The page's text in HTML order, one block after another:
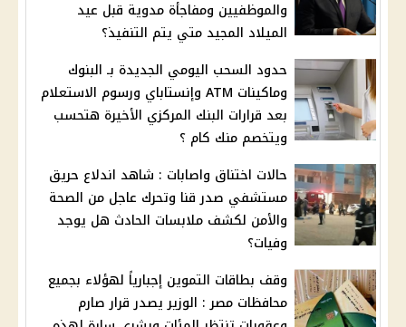
والموظفيين ومفاجأة مدوية قبل عيد
الميلاد المجيد متي يتم التنفيذ؟
حدود السحب اليومي الجديدة بـ البنوك
وماكينات ATM وإنستاباي ورسوم الاستعلام
بعد قرارات البنك المركزي الأخيرة هتحسب
ويتخصم منك كام ؟
حالات اختناق واصابات : شاهد اندلاع حريق
مستشفي صدر قنا وتحرك عاجل من الصحة
والأمن لكشف ملابسات الحادث هل يوجد
وفيات؟
وقف بطاقات التموين إجبارياً لهؤلاء بجميع
محافظات مصر : الوزير يصدر قرار صارم